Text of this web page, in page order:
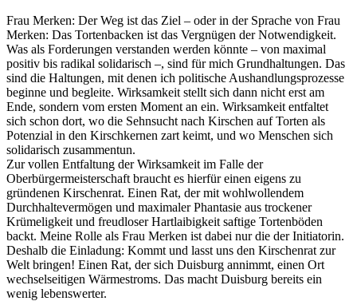
Frau Merken: Der Weg ist das Ziel – oder in der Sprache von Frau
Merken: Das Tortenbacken ist das Vergnügen der Notwendigkeit.
Was als Forderungen verstanden werden könnte – von maximal
positiv bis radikal solidarisch –, sind für mich Grundhaltungen. Das
sind die Haltungen, mit denen ich politische Aushandlungsprozesse
beginne und begleite. Wirksamkeit stellt sich dann nicht erst am
Ende, sondern vom ersten Moment an ein. Wirksamkeit entfaltet
sich schon dort, wo die Sehnsucht nach Kirschen auf Torten als
Potenzial in den Kirschkernen zart keimt, und wo Menschen sich
solidarisch zusammentun.
Zur vollen Entfaltung der Wirksamkeit im Falle der
Oberbürgermeisterschaft braucht es hierfür einen eigens zu
gründenen Kirschenrat. Einen Rat, der mit wohlwollendem
Durchhaltevermögen und maximaler Phantasie aus trockener
Krümeligkeit und freudloser Hartlaibigkeit saftige Tortenböden
backt. Meine Rolle als Frau Merken ist dabei nur die der Initiatorin.
Deshalb die Einladung: Kommt und lasst uns den Kirschenrat zur
Welt bringen! Einen Rat, der sich Duisburg annimmt, einen Ort
wechselseitigen Wärmestroms. Das macht Duisburg bereits ein
wenig lebenswerter.